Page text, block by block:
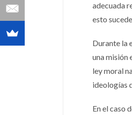
adecuada
esto
Durante la
una misión
ley moral
ideologías
En el caso